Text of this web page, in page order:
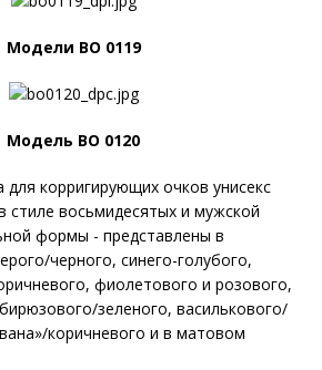
Модели BO 0119
Модель BO 0120
корригирующих очков унисекс
восьмидесятых и мужской
формы - представлены в
черного, синего-голубого,
фиолетового и розового,
зеленого, василькового/
коричневого и в матовом